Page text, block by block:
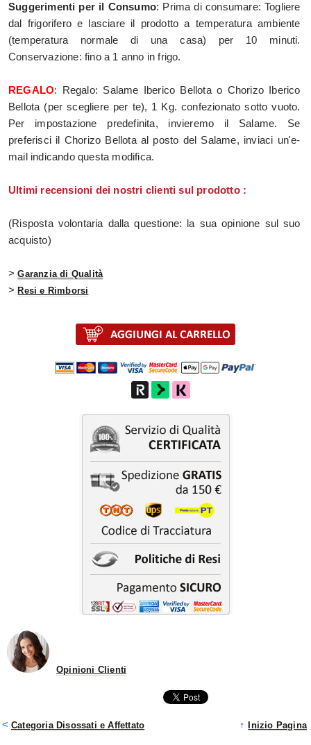
Suggerimenti per il Consumo: Prima di consumare: Togliere
dal frigorifero e lasciare il prodotto a temperatura ambiente
(temperatura normale di una casa) per 10 minuti.
Conservazione: fino a 1 anno in frigo.
REGALO: Regalo: Salame Iberico Bellota o Chorizo Iberico
Bellota (per scegliere per te), 1 Kg. confezionato sotto vuoto.
Per impostazione predefinita, invieremo il Salame. Se
preferisci il Chorizo Bellota al posto del Salame, inviaci un'e-
mail indicando questa modifica.
Ultimi recensioni dei nostri clienti sul prodotto :
(Risposta volontaria dalla questione: la sua opinione sul suo
acquisto)
>Garanzia di Qualità
>Resi e Rimborsi
Opinioni Clienti
< Categoria Disossati e Affettato ↑ Inizio Pagina